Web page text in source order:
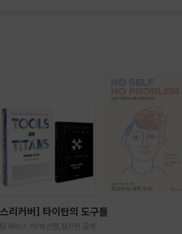
리커버] 타이탄의 도구들
팀 페리스 저/박선령,정지현 공역